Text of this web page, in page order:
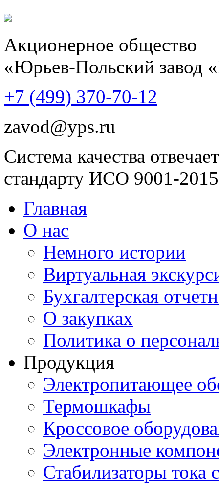
Акционерное общество
«Юрьев-Польский завод
+7 (499) 370-70-12
zavod@yps.ru
Система качества отвечает
стандарту ИСО 9001-2015
Главная
О нас
Немного истории
Виртуальная
Бухгалтерская
О закупках
Политика о
Продукция
Электропитающее
Термошкафы
Кроссовое
Электронные
Стабилизаторы тока